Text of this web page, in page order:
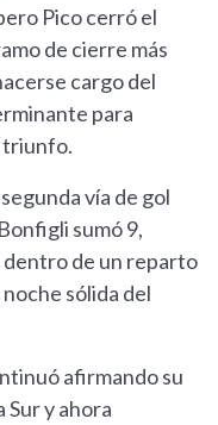
Pico cerró el
de cierre más
cargo del
para
triunfo.
vía de gol
sumó 9,
de un reparto
sólida del
afirmando su
y ahora